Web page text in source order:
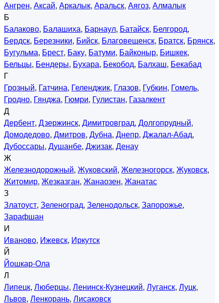
Ангрен, Аксай, Аркалык, Аральск, Аягоз, Алмалык
Б
Балаково, Балашиха, Барнаул, Батайск, Белгород,
Бердск, Березники, Бийск, Благовещенск, Братск, Брянск,
Бугульма, Брест, Баку, Батуми, Байконыр, Бишкек,
Бельцы, Бендеры, Бухара, Бекобод, Балхаш, Бекабад
Г
Грозный, Гатчина, Геленджик, Глазов, Губкин, Гомель,
Гродно, Гянджа, Гюмри, Гулистан, Газалкент
Д
Дербент, Дзержинск, Димитровград, Долгопрудный,
Домодедово, Дмитров, Дубна, Днепр, Джалал-Абад,
Дубоссары, Душанбе, Джизак, Денау
Ж
Железнодорожный, Жуковский, Железногорск, Жуковск,
Житомир, Жезказган, Жанаозен, Жанатас
З
Златоуст, Зеленоград, Зеленодольск, Запорожье,
Зарафшан
И
Иваново, Ижевск, Иркутск
Й
Йошкар-Ола
Л
Липецк, Люберцы, Ленинск-Кузнецкий, Луганск, Луцк,
Львов, Ленкорань, Лисаковск